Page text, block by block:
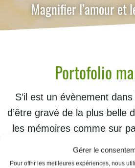
Gérer le
Pour offrir les meilleures expériences, nous
Magnifier l’amour et
Portofolio
S’il est un évènement
d’être gravé de la plus belle
les mémoires comme sur
bien votre mariage. Afin
naturel et profondeur